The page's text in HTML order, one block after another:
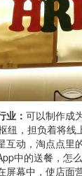
业： 可以制作成
纽，担负着将线
互动，淘点点里
中的送餐，怎
屏幕中，使店面